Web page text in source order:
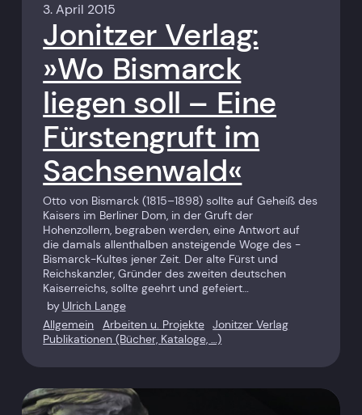
3. April 2015
Jonitzer Verlag:
»Wo Bismarck
liegen soll – Eine
Fürstengruft im
Sachsenwald«
Otto von Bismarck (1815–1898) sollte auf Geheiß des
Kaisers im Berliner Dom, in der Gruft der
Hohenzollern, begraben werden, eine Antwort auf
die damals allenthalben ansteigende Woge des ­
Bismarck-Kultes jener Zeit. Der alte Fürst und
Reichskanzler, ­Gründer des zweiten deutschen
Kaiserreichs, sollte geehrt und gefeiert…
by Ulrich Lange
Allgemein
Arbeiten u. Projekte Jonitzer Verlag
Publikationen (Bücher, Kataloge, …)